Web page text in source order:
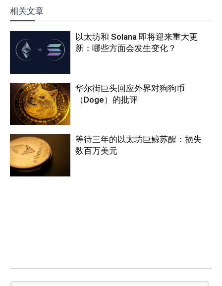
相关文章
以太坊和 Solana 即将迎来重大更
新：哪些方面会发生变化？
华尔街巨头回应外界对狗狗币
（Doge）的批评
等待三年的以太坊巨鲸苏醒：损失
数百万美元